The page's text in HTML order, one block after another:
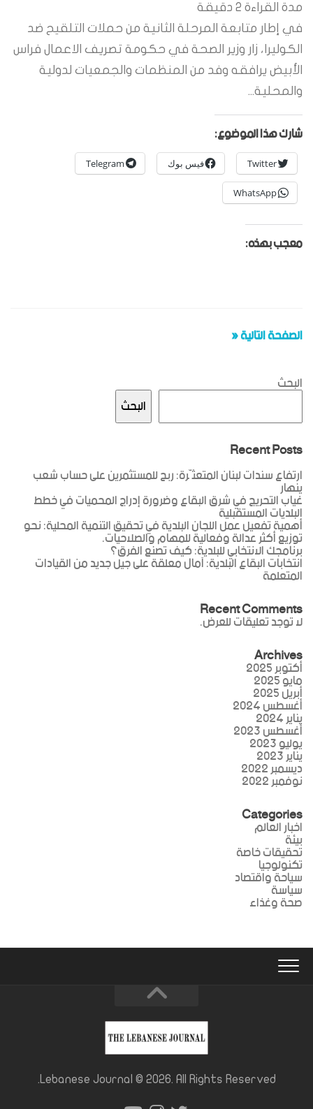
مدة القراءة 2 دقيقة
في إطار متابعة المرحلة الثانية من حملات التلقيح ضد
الكوليرا، زار وزير الصحة في حكومة تصريف الاعمال فراس
الأبيض يرافقه وفد من المنظمات والجمعيات لدولية
والمحلية...
شارك هذا الموضوع:
Twitter فيس بوك Telegram
WhatsApp
معجب بهذه:
الصفحة التالية «
البحث
البحث
Recent Posts
ارتفاع سندات لبنان المتعثّرة: ربح للمستثمرين على حساب شعب
ينهار
غياب التحريج في شرق البقاع وضرورة إدراج المحميات في خطط
البلديات المستقبلية
أهمية تفعيل عمل اللجان البلدية في تحقيق التنمية المحلية: نحو
توزيع أكثر عدالة وفعالية للمهام والصلاحيات.
برنامجك الانتخابي للبلدية: كيف تصنع الفرق؟
انتخابات البقاع البلدية: آمال معلقة على جيل جديد من القيادات
المتعلمة
Recent Comments
لا توجد تعليقات للعرض.
Archives
أكتوبر 2025
مايو 2025
أبريل 2025
أغسطس 2024
يناير 2024
أغسطس 2023
يوليو 2023
يناير 2023
ديسمبر 2022
نوفمبر 2022
Categories
اخبار العالم
بيئة
تحقيقات خاصة
تكنولوجيا
سياحة واقتصاد
سياسة
صحة وغذاء
Lebanese Journal © 2026. All Rights Reserved.